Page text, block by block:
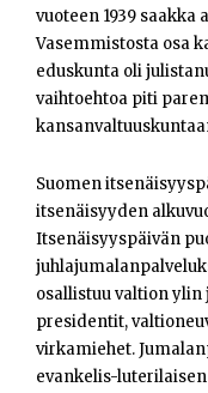
vuoteen 1939
Vasemmistosta osa
eduskunta oli
vaihtoehtoa piti
Suomen
itsenäisyyden
Itsenäisyyspäivän
osallistuu valtion
presidentit,
virkamiehet.
evankelis-